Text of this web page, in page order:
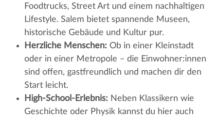
Foodtrucks, Street Art und einem nachhaltigen
Lifestyle. Salem bietet spannende Museen,
historische Gebäude und Kultur pur.
Herzliche Menschen: Ob in einer Kleinstadt
oder in einer Metropole – die Einwohner:innen
sind offen, gastfreundlich und machen dir den
Start leicht.
High-School-Erlebnis: Neben Klassikern wie
Geschichte oder Physik kannst du hier auch